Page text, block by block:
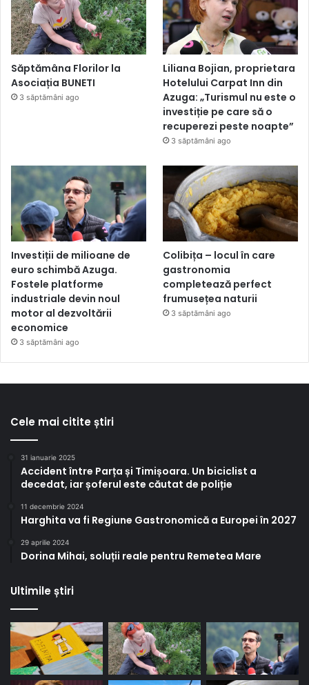
Săptămâna Florilor la
Asociația BUNETI
3 săptămâni ago
Liliana Bojian, proprietara
Hotelului Carpat Inn din
Azuga: „Turismul nu este o
investiție pe care să o
recuperezi peste noapte”
3 săptămâni ago
Investiții de milioane de
euro schimbă Azuga.
Fostele platforme
industriale devin noul
motor al dezvoltării
economice
3 săptămâni ago
Colibița – locul în care
gastronomia
completează perfect
frumusețea naturii
3 săptămâni ago
Cele mai citite știri
31 ianuarie 2025
Accident între Parța și Timișoara. Un biciclist a
decedat, iar șoferul este căutat de poliție
11 decembrie 2024
Harghita va fi Regiune Gastronomică a Europei în 2027
29 aprilie 2024
Dorina Mihai, soluții reale pentru Remetea Mare
Ultimile știri